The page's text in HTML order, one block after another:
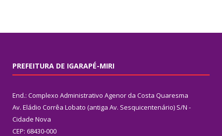
PREFEITURA DE IGARAPÉ-MIRI
End.: Complexo Administrativo Agenor da Costa Quaresma
Av. Eládio Corrêa Lobato (antiga Av. Sesquicentenário) S/N -
Cidade Nova
CEP: 68430-000